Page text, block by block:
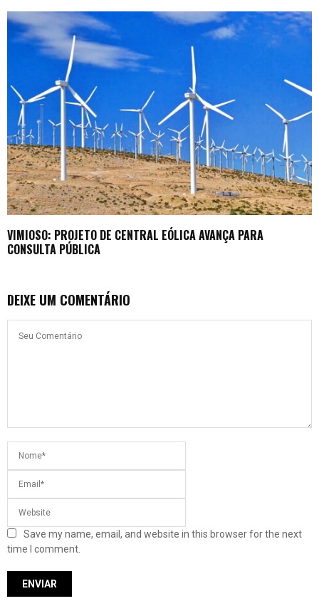
VIMIOSO: PROJETO DE CENTRAL EÓLICA AVANÇA PARA
CONSULTA PÚBLICA
DEIXE UM COMENTÁRIO
Save my name, email, and website in this browser for the next
time I comment.